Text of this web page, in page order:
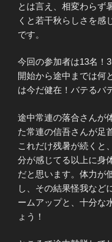
とは言え、相変わらず
くと若干秋らしさを感
です。
今回の参加者は13名！
開始から途中までは何
は今だ健在！バテるバ
途中常連の落合さんが
た常連の信吾さんが足
これだけ残暑が続くと
分が感じてる以上に身
だと思います。体力が
し、その結果怪我など
ームアップと、十分な
ょう！